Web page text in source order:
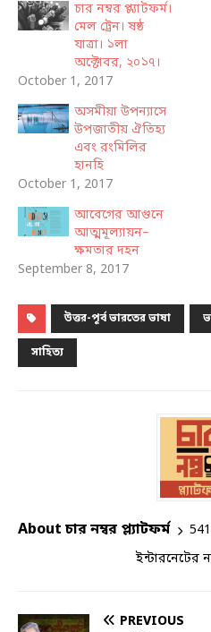
চার নম্বর প্ল্যাটফর্ম।
মেল ট্রেন। ষষ্ঠ
যাত্রা। ১লা
অক্টোবর, ২০১৭।
October 1, 2017
অসমীয়া উপন্যাসে
উপজাতীয় ঐতিহ্য
এবং রংমিলির
হানহি
October 1, 2017
আবেগের আগুনে
আত্মমূল্যায়ন–
ক্ষমতার দহন
September 8, 2017
উত্তর-পূর্ব ভারতের ভাষা
সাহিত্য
About চার নম্বর প্ল্যাটফর্ম
PREVIOUS